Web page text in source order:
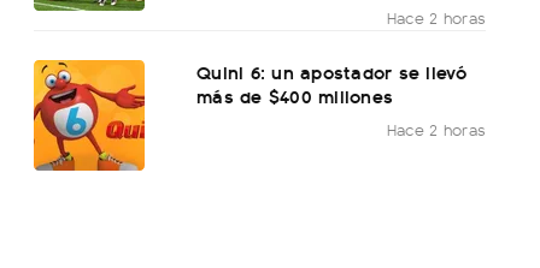
Hace 2 horas
Quini 6: un apostador se llevó
más de $400 millones
Hace 2 horas